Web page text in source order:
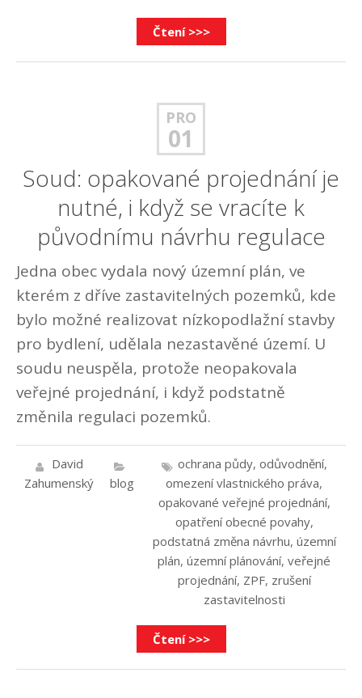
Čtení >>>
PRO
01
Soud: opakované projednání je
nutné, i když se vracíte k
původnímu návrhu regulace
Jedna obec vydala nový územní plán, ve
kterém z dříve zastavitelných pozemků, kde
bylo možné realizovat nízkopodlažní stavby
pro bydlení, udělala nezastavěné území. U
soudu neuspěla, protože neopakovala
veřejné projednání, i když podstatně
změnila regulaci pozemků.
David
Zahumenský
blog
ochrana půdy, odůvodnění,
omezení vlastnického práva,
opakované veřejné projednání,
opatření obecné povahy,
podstatná změna návrhu, územní
plán, územní plánování, veřejné
projednání, ZPF, zrušení
zastavitelnosti
Čtení >>>